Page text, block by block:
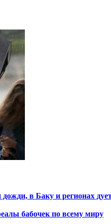
в Баку и регионах
бабочек по всему миру